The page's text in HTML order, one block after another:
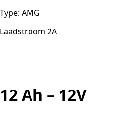
Type: AMG
Laadstroom 2A
12 Ah – 12V